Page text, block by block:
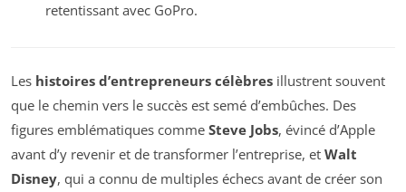
retentissant avec GoPro.
Les histoires d’entrepreneurs célèbres illustrent souvent
que le chemin vers le succès est semé d’embûches. Des
figures emblématiques comme Steve Jobs, évincé d’Apple
avant d’y revenir et de transformer l’entreprise, et Walt
Disney, qui a connu de multiples échecs avant de créer son